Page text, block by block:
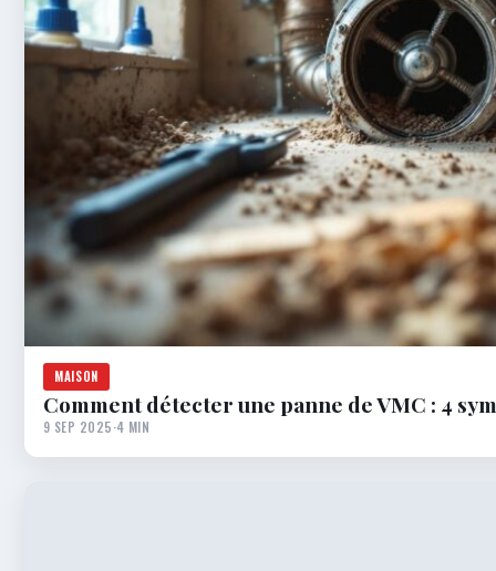
MAISON
Comment détecter une panne de VMC : 4
9 SEP 2025·4 MIN